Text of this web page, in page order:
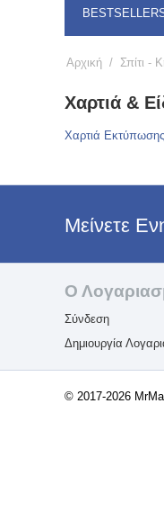
Αρχική / Σπίτι -
Χαρτιά &
Χαρτιά Εκτύπωσης
Μείνετε
Ο
Σύνδεση
Δημιουργία
© 2017-2026